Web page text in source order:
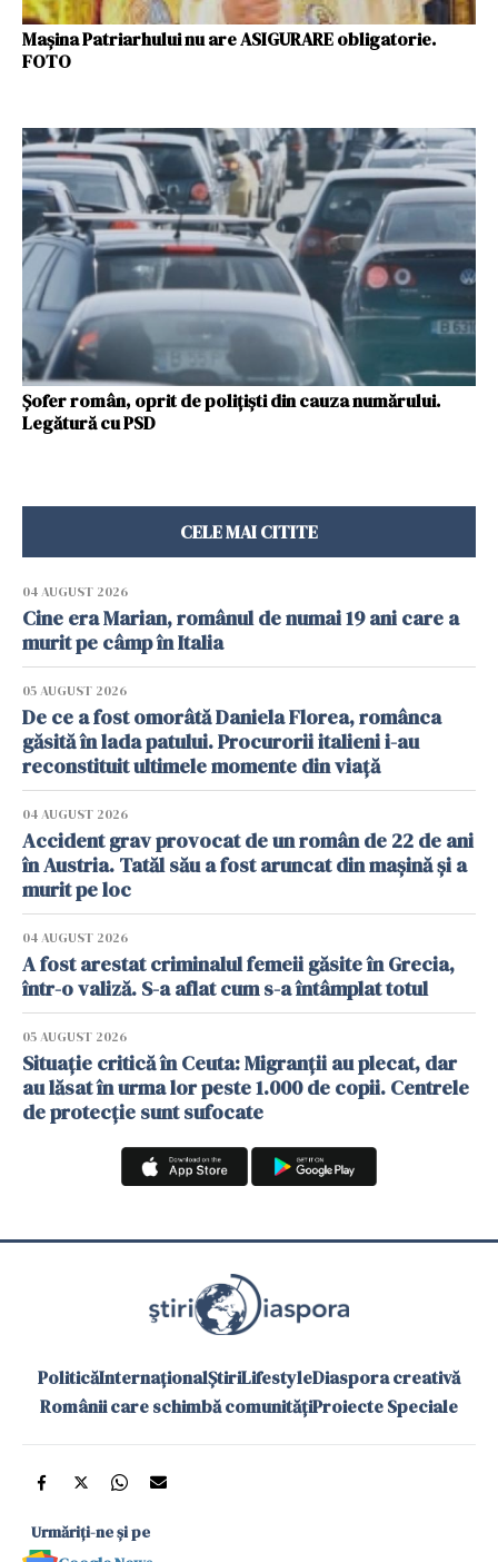
Mașina Patriarhului nu are ASIGURARE obligatorie.
FOTO
Șofer român, oprit de polițiști din cauza numărului.
Legătură cu PSD
CELE MAI CITITE
04 AUGUST 2026
Cine era Marian, românul de numai 19 ani care a
murit pe câmp în Italia
05 AUGUST 2026
De ce a fost omorâtă Daniela Florea, românca
găsită în lada patului. Procurorii italieni i-au
reconstituit ultimele momente din viață
04 AUGUST 2026
Accident grav provocat de un român de 22 de ani
în Austria. Tatăl său a fost aruncat din mașină și a
murit pe loc
04 AUGUST 2026
A fost arestat criminalul femeii găsite în Grecia,
într-o valiză. S-a aflat cum s-a întâmplat totul
05 AUGUST 2026
Situație critică în Ceuta: Migranții au plecat, dar
au lăsat în urma lor peste 1.000 de copii. Centrele
de protecție sunt sufocate
PoliticăInternaționalȘtiriLifestyleDiaspora creativă
Românii care schimbă comunitățiProiecte Speciale
Urmăriți-ne și pe